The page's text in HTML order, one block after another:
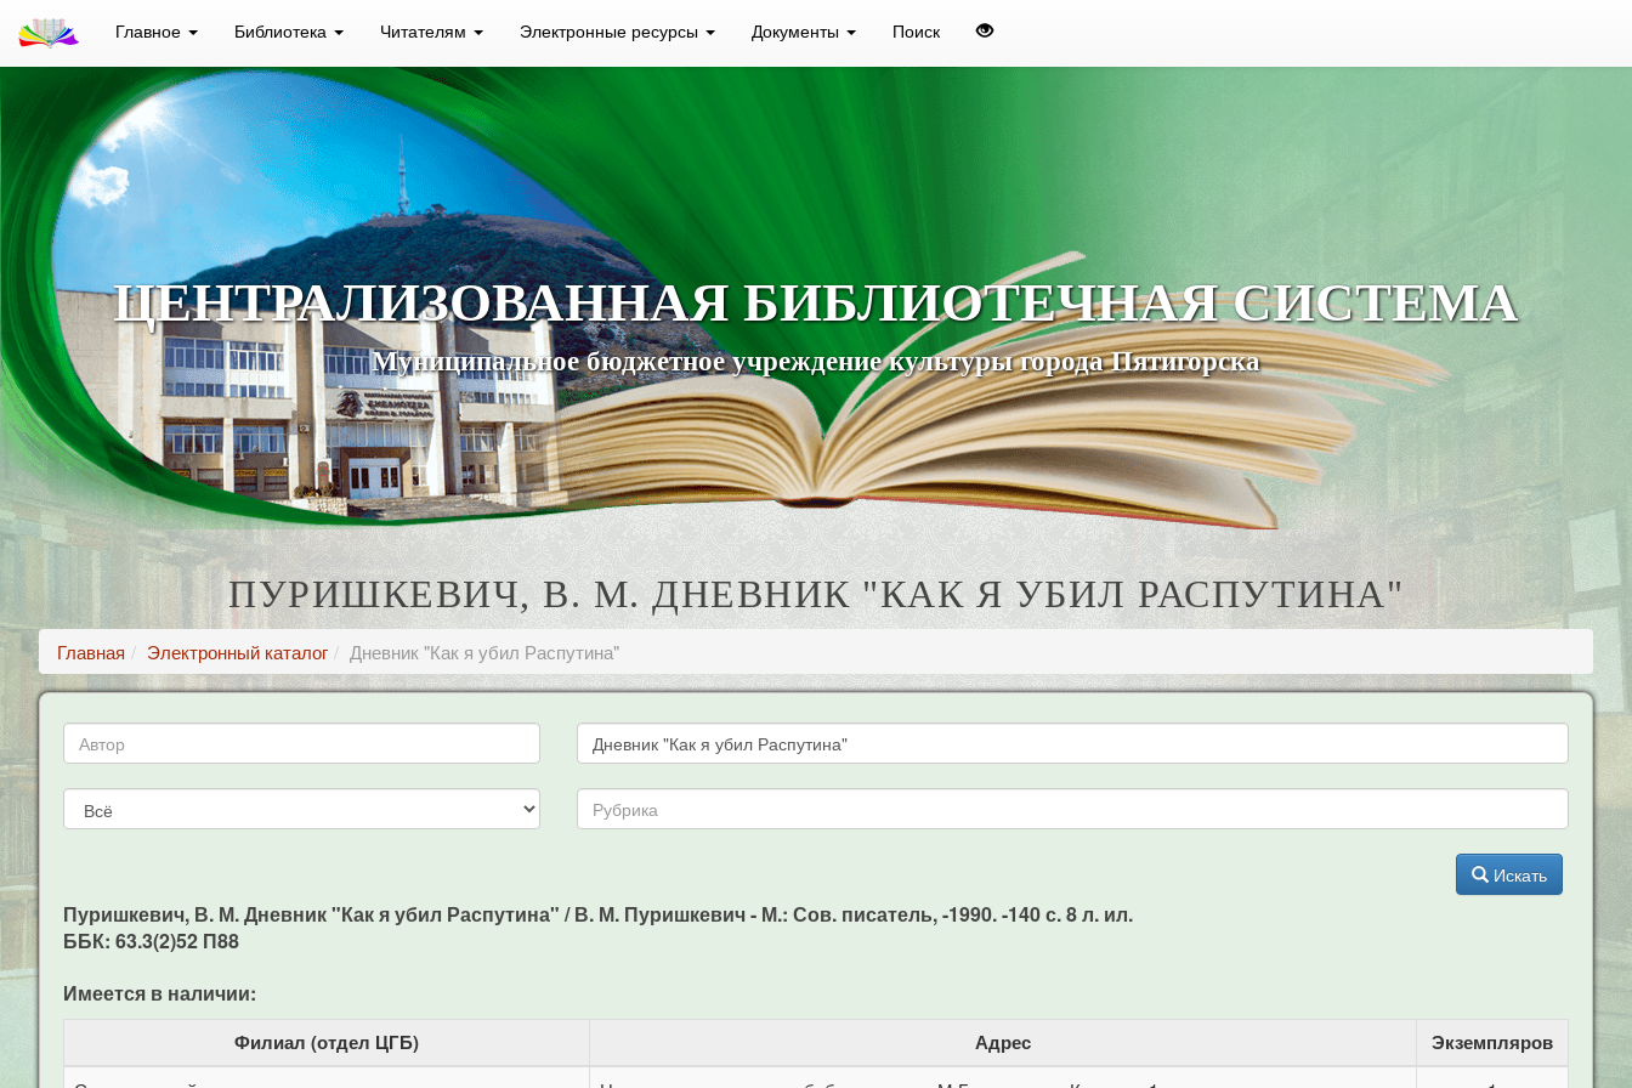
Главное Библиотека Читателям Электронные ресурсы Документы Поиск
ЦЕНТРАЛИЗОВАННАЯ БИБЛИОТЕЧНАЯ СИСТЕМА
Муниципальное бюджетное учреждение культуры города Пятигорска
ПУРИШКЕВИЧ, В. М. ДНЕВНИК "КАК Я УБИЛ РАСПУТИНА"
Главная Электронный каталог Дневник "Как я убил Распутина"
Искать
Пуришкевич, В. М. Дневник "Как я убил Распутина" / В. М. Пуришкевич - М.: Сов. писатель, -1990. -140 с. 8 л. ил.
ББК: 63.3(2)52 П88
Имеется в наличии:
Филиал (отдел ЦГБ) Адрес Экземпляров